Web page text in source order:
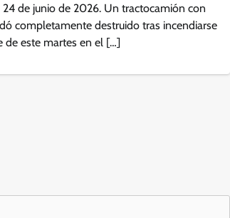
24 de junio de 2026. Un tractocamión con
completamente destruido tras incendiarse
de este martes en el […]